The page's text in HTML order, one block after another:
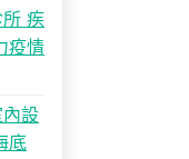
疾
疫情
設
底